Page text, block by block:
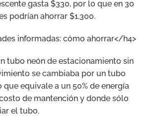
gasta $330, por lo que en 30
podrían ahorrar $1.300.
informadas: cómo ahorrar</h4>
tubo neón de estacionamiento sin
se cambiaba por un tubo
que equivale a un 50% de energía
de mantención y donde sólo
el tubo.